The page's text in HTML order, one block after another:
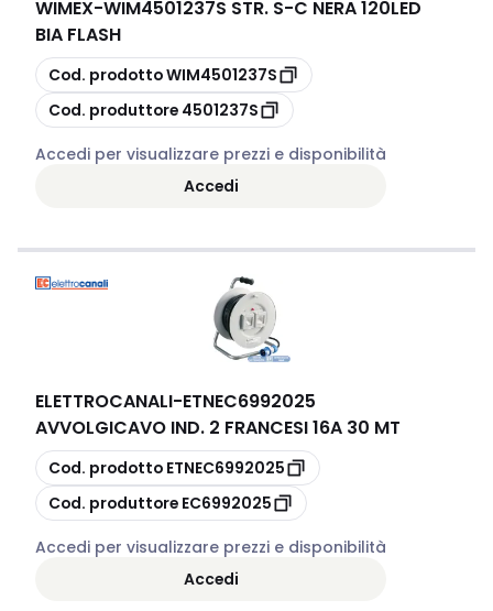
WIMEX-WIM4501237S STR. S-C NERA 120LED
BIA FLASH
copia
Cod. prodottoWIM4501237S
copia
Cod. produttore 4501237S
Accedi per visualizzare prezzi e disponibilità
Accedi
ELETTROCANALI-ETNEC6992025
AVVOLGICAVO IND. 2 FRANCESI 16A 30 MT
copia
Cod. prodotto ETNEC6992025
copia
Cod. produttore EC6992025
Accedi per visualizzare prezzi e disponibilità
Accedi